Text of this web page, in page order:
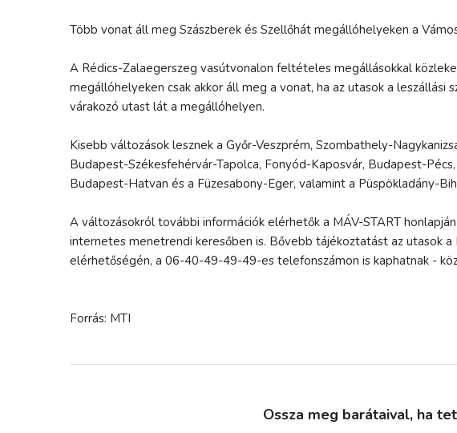
Több vonat áll meg Szászberek és Szellőhát megállóhelyeken a
A Rédics-Zalaegerszeg vasútvonalon feltételes megállásokkal
megállóhelyeken csak akkor áll meg a vonat, ha az utasok a leszállási
várakozó utast lát a megállóhelyen.
Kisebb változások lesznek a Győr-Veszprém, Szombathely-
Budapest-Székesfehérvár-Tapolca, Fonyód-Kaposvár, Budapest-
Budapest-Hatvan és a Füzesabony-Eger, valamint a Püspökladány-
A változásokról további információk elérhetők a MÁV-START
internetes menetrendi keresőben is. Bővebb tájékoztatást az utasok
elérhetőségén, a 06-40-49-49-49-es telefonszámon is kaphatnak -
Forrás: MTI
Ossza meg barátaival, ha